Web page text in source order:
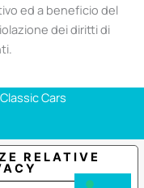
ed a beneficio del
dei diritti di
Cars
RELATIVE